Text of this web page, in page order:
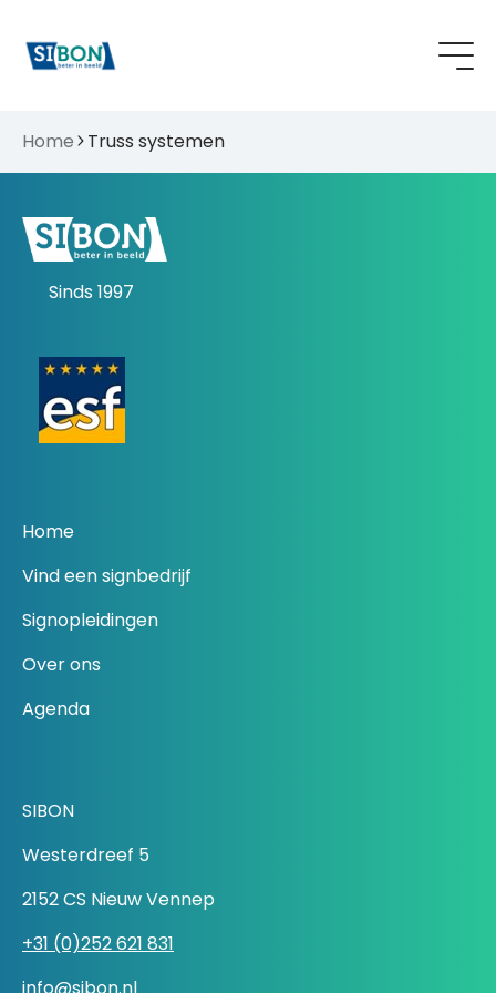
Home Truss systemen
Sinds 1997
Home
Vind een signbedrijf
Signopleidingen
Over ons
Agenda
SIBON
Westerdreef 5
2152 CS Nieuw Vennep
+31 (0)252 621 831